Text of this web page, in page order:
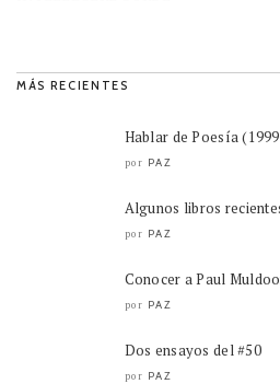
MÁS RECIENTES
Hablar de Poesía
por PAZ
Algunos libros
por PAZ
Conocer a Paul
por PAZ
Dos ensayos del #50
por PAZ